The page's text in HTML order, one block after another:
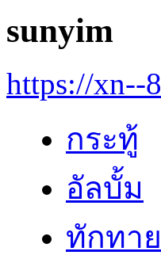
sunyim
https://xn--
กระทู้
อัลบั้ม
ทักทาย